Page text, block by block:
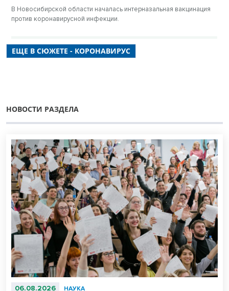
В Новосибирской области началась интерназальная вакцинация
против коронавирусной инфекции.
ЕЩЕ В СЮЖЕТЕ - КОРОНАВИРУС
НОВОСТИ РАЗДЕЛА
06.08.2026 НАУКА